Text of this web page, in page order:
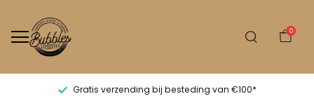
0
Gratis verzending bij besteding van €100*